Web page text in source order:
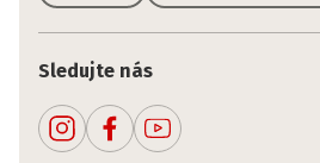
Sledujte nás